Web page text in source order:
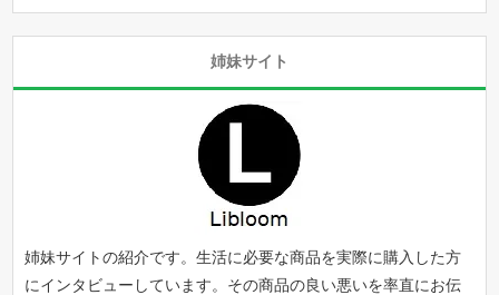
姉妹サイト
姉妹サイトの紹介です。生活に必要な商品を実際に購入した方
にインタビューしています。その商品の良い悪いを率直にお伝